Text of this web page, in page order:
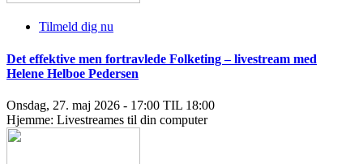
Tilmeld dig nu
Det effektive men fortravlede Folketing – livestream med
Helene Helboe Pedersen
Onsdag, 27. maj 2026 - 17:00 TIL 18:00
Hjemme: Livestreames til din computer